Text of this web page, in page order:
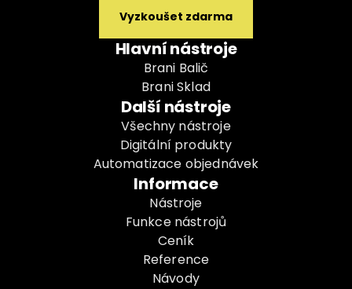
Vyzkoušet zdarma
Hlavní nástroje
Brani Balič
Brani Sklad
Další nástroje
Všechny nástroje
Digitální produkty
Automatizace objednávek
Informace
Nástroje
Funkce nástrojů
Ceník
Reference
Návody